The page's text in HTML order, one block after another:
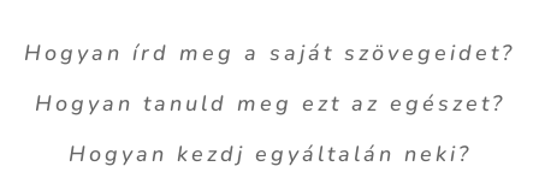
Hogyan írd meg a saját szövegeidet?
Hogyan tanuld meg ezt az egészet?
Hogyan kezdj egyáltalán neki?